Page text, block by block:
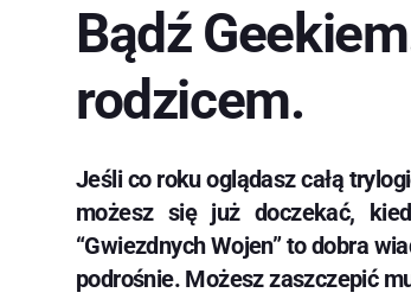
Bądź
rodzicem.
Jeśli co roku oglądasz całą
możesz się już doczekać,
“Gwiezdnych Wojen” to dobra
podrośnie. Możesz zaszczepić